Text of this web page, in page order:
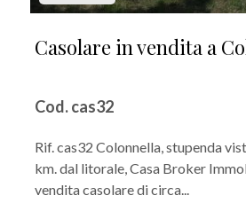
Casolare in vendita a
Cod. cas32
Rif. cas32 Colonnella, stupenda
km. dal litorale, Casa Broker
vendita casolare di circa...